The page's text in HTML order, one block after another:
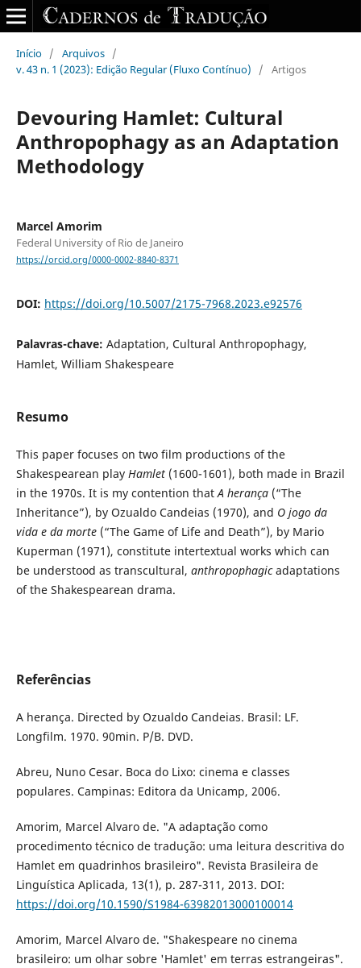
Início / Arquivos /
v. 43 n. 1 (2023): Edição Regular (Fluxo Contínuo)
/ Artigos
Devouring Hamlet: Cultural
Anthropophagy as an Adaptation
Methodology
Marcel Amorim
Federal University of Rio de Janeiro
https://orcid.org/0000-0002-8840-8371
DOI: https://doi.org/10.5007/2175-7968.2023.e92576
Palavras-chave: Adaptation, Cultural Anthropophagy,
Hamlet, William Shakespeare
Resumo
This paper focuses on two film productions of the
Shakespearean play Hamlet(1600-1601), both made in Brazil
in the 1970s. It is my contention thatA herança(“The
Inheritance”), by Ozualdo Candeias (1970), and O jogo da
vida e da morte (“The Game of Life and Death”), by Mario
Kuperman (1971), constitute intertextual works which can
be understood as transcultural, anthropophagicadaptations
of the Shakespearean drama.
Referências
A herança. Directed by Ozualdo Candeias. Brasil: LF.
Longfilm. 1970. 90min. P/B. DVD.
Abreu, Nuno Cesar. Boca do Lixo: cinema e classes
populares. Campinas: Editora da Unicamp, 2006.
Amorim, Marcel Alvaro de. "A adaptação como
procedimento técnico de tradução: uma leitura descritiva do
Hamlet em quadrinhos brasileiro". Revista Brasileira de
Linguística Aplicada, 13(1), p. 287-311, 2013. DOI:
https://doi.org/10.1590/S1984-63982013000100014
Amorim, Marcel Alvaro de. "Shakespeare no cinema
brasileiro: um olhar sobre 'Hamlet' em terras estrangeiras".